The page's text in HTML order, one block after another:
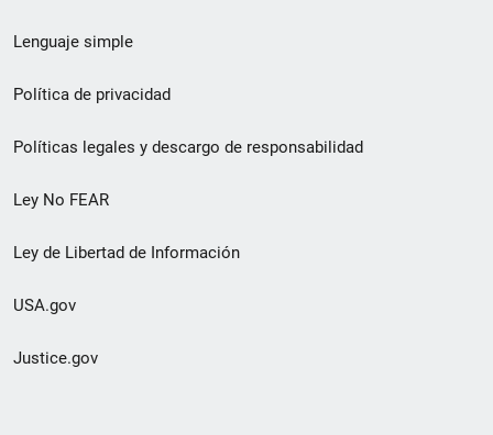
de
pie
de
página
Lenguaje simple
Política de privacidad
Políticas legales y descargo de responsabilidad
Ley No FEAR
Ley de Libertad de Información
USA.gov
Justice.gov